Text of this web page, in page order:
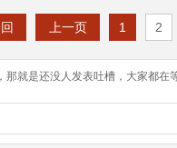
上一页 1 2
那就是还没人发表吐槽，大家都在